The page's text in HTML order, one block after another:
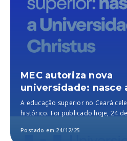
MEC autoriza nova
universidade: nasce
Universidade
melhor particular do
A educação superior no Ceará
histórico. Foi publicado hoje, 24
Postado em 24/12/25